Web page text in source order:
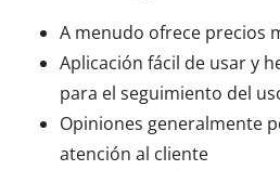
A menudo ofrece precios
Aplicación fácil de usar y
para el seguimiento del
Opiniones generalmente
atención al cliente